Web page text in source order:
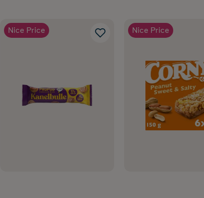
Nice Price Nice Price